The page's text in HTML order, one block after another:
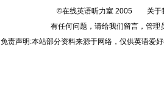
©在线英语听力室 2005 关于
有任何问题，请给我们留言，管理
免责声明:本站部分资料来源于网络，仅供英语爱